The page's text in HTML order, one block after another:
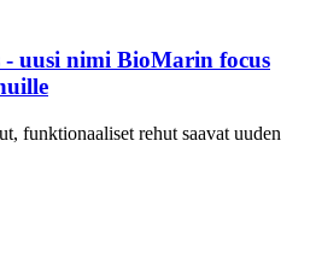
- uusi nimi BioMarin focus
funktionaaliset rehut saavat uuden